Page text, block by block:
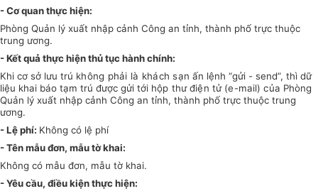
- Cơ quan thực hiện:
Phòng Quản lý xuất nhập cảnh Công an tỉnh, thành phố trực thuộc
trung ương.
- Kết quả thực hiện thủ tục hành chính:
Khi cơ sở lưu trú không phải là khách sạnấn lệnh “gửi - send”, thì dữ
liệu khai báo tạm trú được gửi tới hộp thư điện tử (e-mail) của Phòng
Quản lý xuất nhập cảnh Công an tỉnh, thành phố trực thuộc trung
ương.
- Lệ phí: Không có lệ phí
- Tên mẫu đơn, mẫu tờ khai:
Không có mẫu đơn, mẫu tờ khai.
- Yêu cầu, điều kiện thực hiện: